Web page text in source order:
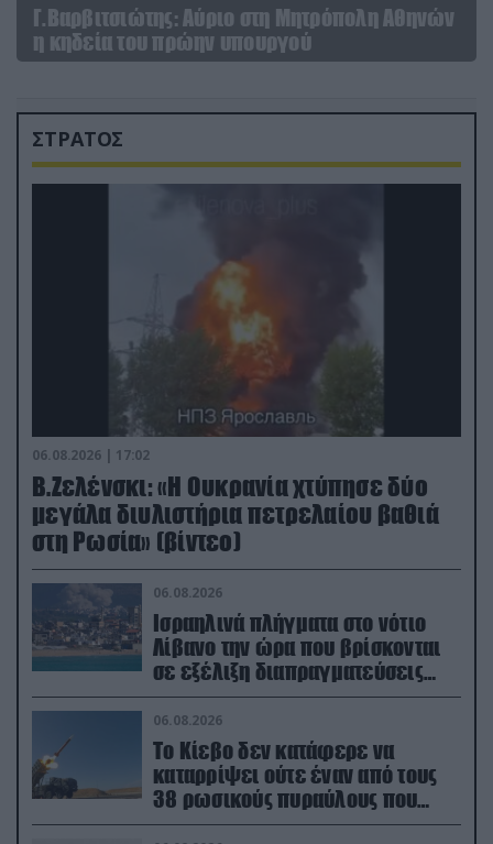
Γ.Βαρβιτσιώτης: Aύριο στη Μητρόπολη Αθηνών
η κηδεία του πρώην υπουργού
ΣΤΡΑΤΟΣ
06.08.2026 | 17:02
Β.Ζελένσκι: «Η Ουκρανία χτύπησε δύο
μεγάλα διυλιστήρια πετρελαίου βαθιά
στη Ρωσία» (βίντεο)
06.08.2026
Ισραηλινά πλήγματα στο νότιο
Λίβανο την ώρα που βρίσκονται
σε εξέλιξη διαπραγματεύσεις
στην Ρώμη
06.08.2026
Το Κίεβο δεν κατάφερε να
καταρρίψει ούτε έναν από τους
38 ρωσικούς πυραύλους που
εκτοξεύτηκαν εναντίον του